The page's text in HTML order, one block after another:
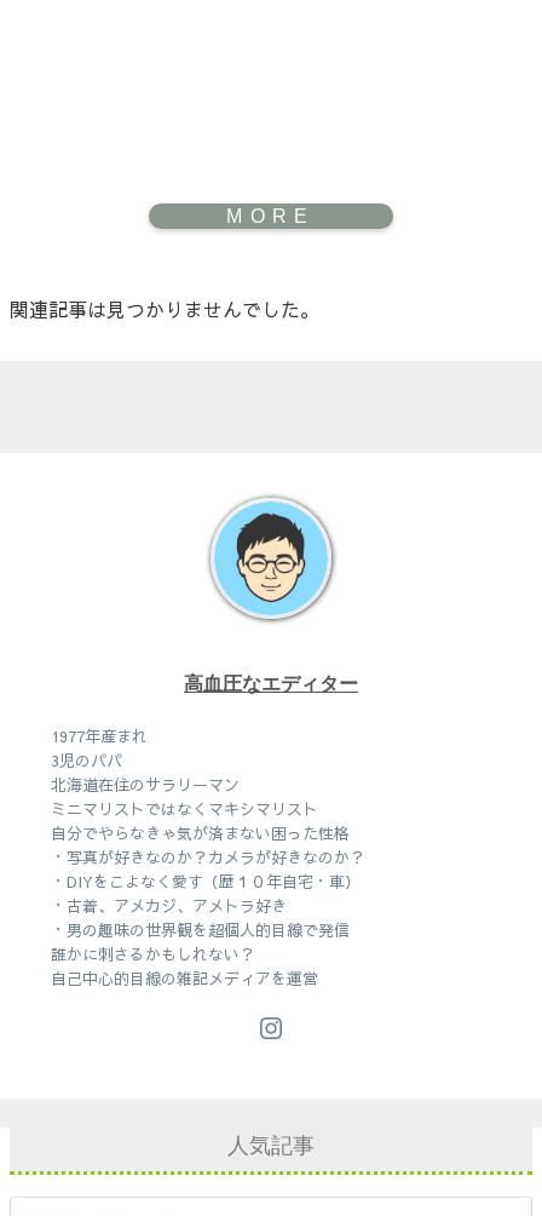
関連記事は見つかりませんでした。
高血圧なエディター
1977年産まれ
3児のパパ
北海道在住のサラリーマン
ミニマリストではなくマキシマリスト
自分でやらなきゃ気が済まない困った性格
・写真が好きなのか？カメラが好きなのか？
・DIYをこよなく愛す（歴１０年自宅・車）
・古着、アメカジ、アメトラ好き
・男の趣味の世界観を超個人的目線で発信
誰かに刺さるかもしれない？
自己中心的目線の雑記メディアを運営
人気記事